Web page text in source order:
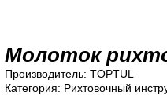
Молоток
Производитель: TOPTUL
Категория: Рихтовочный